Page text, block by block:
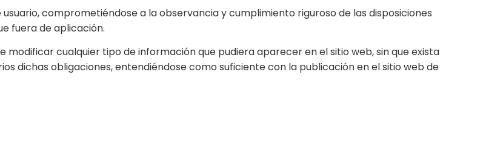
comprometiéndose a la observancia y cumplimiento riguroso de las disposiciones
fuera de aplicación.
de modificar cualquier tipo de información que pudiera aparecer en el sitio web, sin que exista
dichas obligaciones, entendiéndose como suficiente con la publicación en el sitio web de